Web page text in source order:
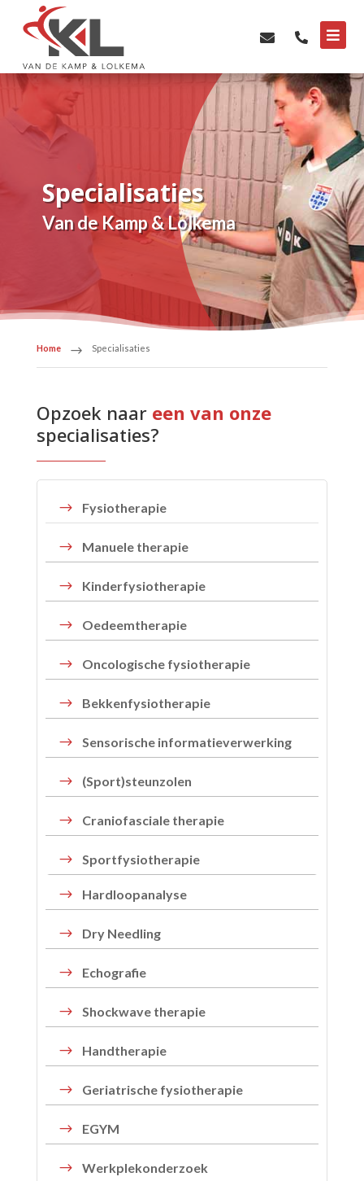
  
Specialisaties
Van de Kamp & Lolkema
Home $ Specialisaties
Opzoek naar een van onze
specialisaties?
$ Fysiotherapie
$ Manuele therapie
$ Kinderfysiotherapie
$ Oedeemtherapie
$ Oncologische fysiotherapie
$ Bekkenfysiotherapie
$ Sensorische informatieverwerking
$ (Sport)steunzolen
$ Craniofasciale therapie
$ Sportfysiotherapie
$ Hardloopanalyse
$ Dry Needling
$ Echografie
$ Shockwave therapie
$ Handtherapie
$ Geriatrische fysiotherapie
$ EGYM
$ Werkplekonderzoek